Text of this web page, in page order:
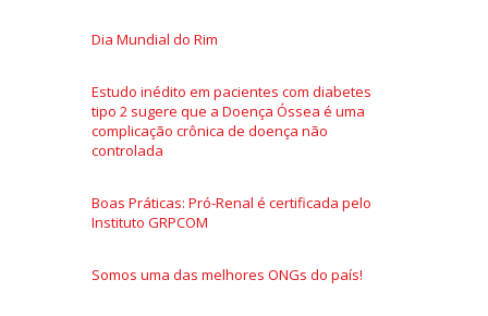
Dia Mundial do Rim
Estudo inédito em pacientes com diabetes
tipo 2 sugere que a Doença Óssea é uma
complicação crônica de doença não
controlada
Boas Práticas: Pró-Renal é certificada pelo
Instituto GRPCOM
Somos uma das melhores ONGs do país!